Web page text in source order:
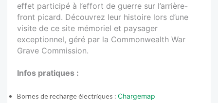
effet participé à l’effort de guerre sur l’arrière-
front picard. Découvrez leur histoire lors d’une
visite de ce site mémoriel et paysager
exceptionnel, géré par la Commonwealth War
Grave Commission.
Infos pratiques :
Bornes de recharge électriques : Chargemap